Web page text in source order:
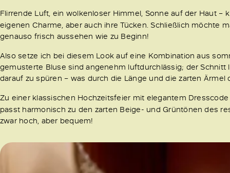
Flirrende Luft, ein wolkenloser Himmel, Sonne auf der Haut
eigenen Charme, aber auch ihre Tücken. Schließlich möchte
genauso frisch aussehen wie zu Beginn!
Also setze ich bei diesem Look auf eine Kombination aus
gemusterte Bluse sind angenehm luftdurchlässig; der
darauf zu spüren – was durch die Länge und die zarten
Zu einer klassischen Hochzeitsfeier mit elegantem
passt harmonisch zu den zarten Beige- und Grüntönen des
zwar hoch, aber bequem!